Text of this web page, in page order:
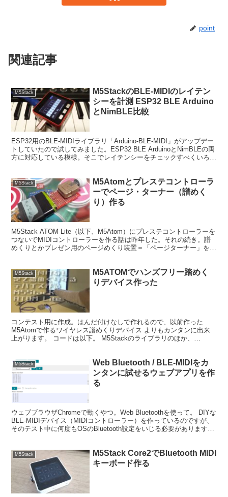
point
関連記事
M5Stack
M5StackのBLE-MIDIのレイテン
シーを計測 ESP32 BLE Arduino
とNimBLE比較
ESP32用のBLE-MIDIライブラリ「Arduino-BLE-MIDI」がアップデー
トしていたので試してみました。ESP32 BLE ArduinoとNimBLEの両
方に対応している模様。そこでレイテンシーをチェックすべくいろい
M5Stack
M5Atomとプレステコントローラ
ーでページ・ターナー（譜めく
り）作る
M5Stack ATOM Lite（以下、M5Atom）にプレステコントローラーを
つないでMIDIコントローラーを作る話は昨年した。それの続き。譜
めくりとかプレゼン用のページめくり装置＝「ページターナー」を作
M5Stack
M5ATOMでハンズフリー踏めく
りデバイス作った
コンテスト用に作成。はんだ付けなしで作れるので、以前作った
M5Atomで作るワイヤレス譜めくりデバイス よりもカンタンに出来
上がります。 コードは以下。 M5Stackのライブラリのほか、
M5Stack
Web Bluetooth / BLE-MIDIをカ
ンタンに試せるウェブアプリを作
る
ウェブブラウザChromeで動くやつ。Web Bluetoothを使って。 DIYな
BLE-MIDIデバイス（MIDIコントローラー）を作っているのですが、
そのテスト中に何度もOSのBluetooth設定をいじる必要があります
M5Stack
M5Stack Core2でBluetooth MIDI
キーボード作る